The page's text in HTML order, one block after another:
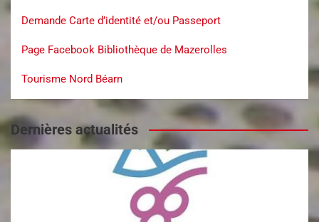
Demande Carte d’identité et/ou Passeport
Page Facebook Bibliothèque de Mazerolles
Tourisme Nord Béarn
Dernières actualités